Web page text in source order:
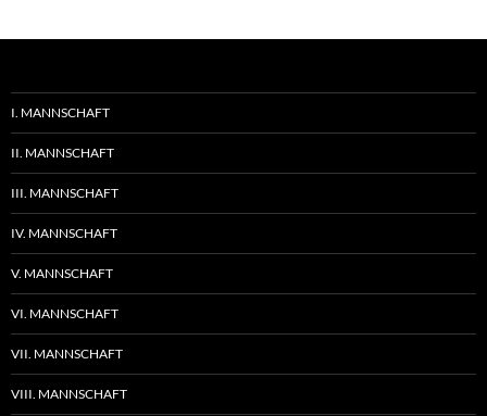
I. MANNSCHAFT
II. MANNSCHAFT
III. MANNSCHAFT
IV. MANNSCHAFT
V. MANNSCHAFT
VI. MANNSCHAFT
VII. MANNSCHAFT
VIII. MANNSCHAFT